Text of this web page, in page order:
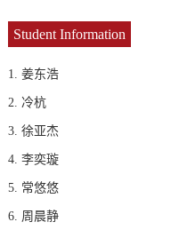
Student Information
1. 姜东浩
2. 冷杭
3. 徐亚杰
4. 李奕璇
5. 常悠悠
6. 周晨静